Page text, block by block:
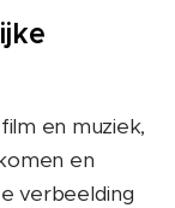
en muziek,
en
verbeelding